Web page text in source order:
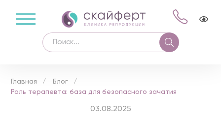
Главная
Блог
Роль терапевта: база для безопасного зачатия
03.08.2025